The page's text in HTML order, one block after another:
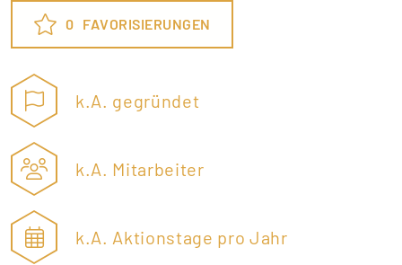
0 FAVORISIERUNGEN
k.A. gegründet
k.A. Mitarbeiter
k.A. Aktionstage pro Jahr